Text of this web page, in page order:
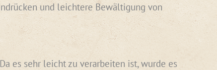
und leichtere Bewältigung von
es sehr leicht zu verarbeiten ist, wurde es